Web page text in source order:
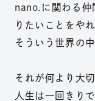
nano.に関わる仲
りたいことをやれ
そういう世界の
それが何より大
人生は一回きり